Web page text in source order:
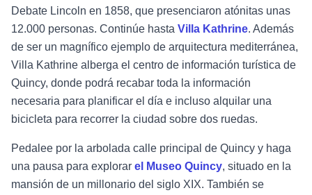
Debate Lincoln en 1858, que presenciaron atónitas unas
12.000 personas. Continúe hasta Villa Kathrine. Además
de ser un magnífico ejemplo de arquitectura mediterránea,
Villa Kathrine alberga el centro de información turística de
Quincy, donde podrá recabar toda la información
necesaria para planificar el día e incluso alquilar una
bicicleta para recorrer la ciudad sobre dos ruedas.
Pedalee por la arbolada calle principal de Quincy y haga
una pausa para explorar el Museo Quincy, situado en la
mansión de un millonario del siglo XIX. También se